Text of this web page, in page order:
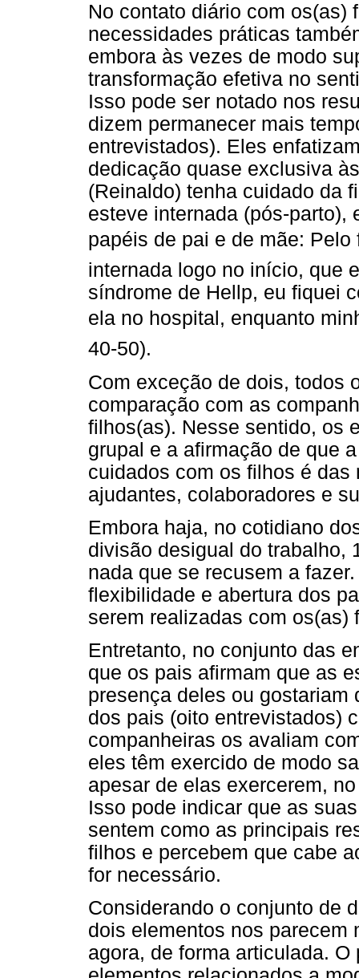
No contato diário com
necessidades práticas
embora às vezes de modo
transformação efetiva no
Isso pode ser notado nos
dizem permanecer mais
entrevistados). Eles
dedicação quase exclusiva
(Reinaldo) tenha cuidado da
esteve internada (pós-parto),
papéis de pai e de mãe:
internada logo no início, que
síndrome de Hellp, eu fiquei
ela no hospital, enquanto
40-50).
Com exceção de dois, todos
comparação com as
filhos(as). Nesse sentido, os
grupal e a afirmação de que
cuidados com os filhos é
ajudantes, colaboradores e
Embora haja, no cotidiano
divisão desigual do trabalho,
nada que se recusem a
flexibilidade e abertura dos
serem realizadas com os(as)
Entretanto, no conjunto das
que os pais afirmam que as
presença deles ou gostariam
dos pais (oito entrevistados)
companheiras os avaliam
eles têm exercido de modo
apesar de elas exercerem,
Isso pode indicar que as
sentem como as principais
filhos e percebem que cabe
for necessário.
Considerando o conjunto de
dois elementos nos parecem
agora, de forma articulada.